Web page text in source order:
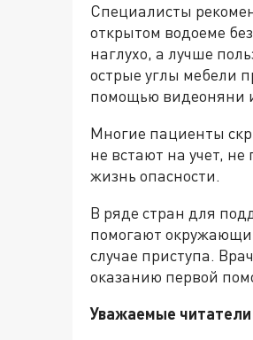
Специалисты
открытом водоеме
наглухо, а лучше
острые углы мебели
помощью видеоняни
Многие пациенты
не встают на учет,
жизнь опасности.
В ряде стран для
помогают
случае приступа.
оказанию первой
Уважаемые